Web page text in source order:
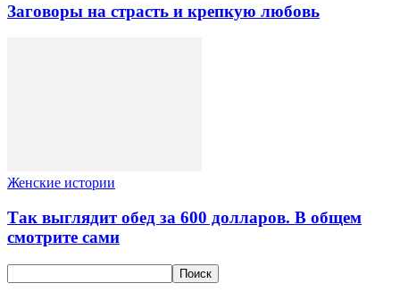
Заговоры на страсть и крепкую любовь
Женские истории
Так выглядит обед за 600 долларов. В общем
смотрите сами